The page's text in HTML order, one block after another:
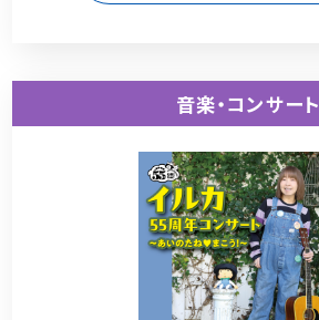
音楽・コンサート